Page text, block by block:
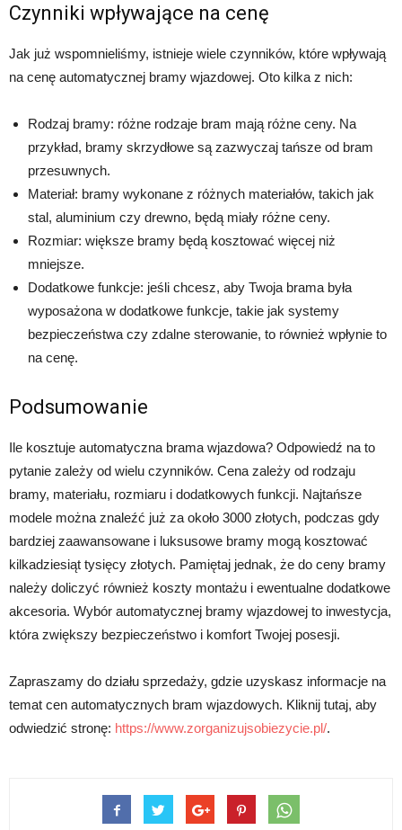
Czynniki wpływające na cenę
Jak już wspomnieliśmy, istnieje wiele czynników, które wpływają
na cenę automatycznej bramy wjazdowej. Oto kilka z nich:
Rodzaj bramy: różne rodzaje bram mają różne ceny. Na
przykład, bramy skrzydłowe są zazwyczaj tańsze od bram
przesuwnych.
Materiał: bramy wykonane z różnych materiałów, takich jak
stal, aluminium czy drewno, będą miały różne ceny.
Rozmiar: większe bramy będą kosztować więcej niż
mniejsze.
Dodatkowe funkcje: jeśli chcesz, aby Twoja brama była
wyposażona w dodatkowe funkcje, takie jak systemy
bezpieczeństwa czy zdalne sterowanie, to również wpłynie to
na cenę.
Podsumowanie
Ile kosztuje automatyczna brama wjazdowa? Odpowiedź na to
pytanie zależy od wielu czynników. Cena zależy od rodzaju
bramy, materiału, rozmiaru i dodatkowych funkcji. Najtańsze
modele można znaleźć już za około 3000 złotych, podczas gdy
bardziej zaawansowane i luksusowe bramy mogą kosztować
kilkadziesiąt tysięcy złotych. Pamiętaj jednak, że do ceny bramy
należy doliczyć również koszty montażu i ewentualne dodatkowe
akcesoria. Wybór automatycznej bramy wjazdowej to inwestycja,
która zwiększy bezpieczeństwo i komfort Twojej posesji.
Zapraszamy do działu sprzedaży, gdzie uzyskasz informacje na
temat cen automatycznych bram wjazdowych. Kliknij tutaj, aby
odwiedzić stronę: https://www.zorganizujsobiezycie.pl/.